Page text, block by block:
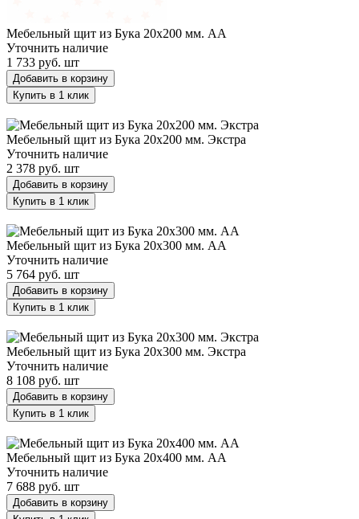
Мебельный щит из Бука 20х200 мм. AA
Уточнить наличие
1 733 руб. шт
Добавить в корзину
Купить в 1 клик
Мебельный щит из Бука 20х200 мм. Экстра
Уточнить наличие
2 378 руб. шт
Добавить в корзину
Купить в 1 клик
Мебельный щит из Бука 20х300 мм. AA
Уточнить наличие
5 764 руб. шт
Добавить в корзину
Купить в 1 клик
Мебельный щит из Бука 20х300 мм. Экстра
Уточнить наличие
8 108 руб. шт
Добавить в корзину
Купить в 1 клик
Мебельный щит из Бука 20х400 мм. AA
Уточнить наличие
7 688 руб. шт
Добавить в корзину